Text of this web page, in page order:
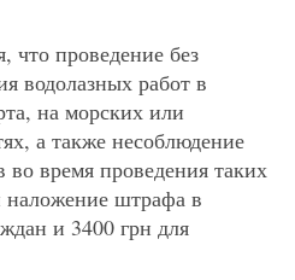
что проведение без
водолазных работ в
на морских или
а также несоблюдение
во время проведения таких
наложение штрафа в
и 3400 грн для